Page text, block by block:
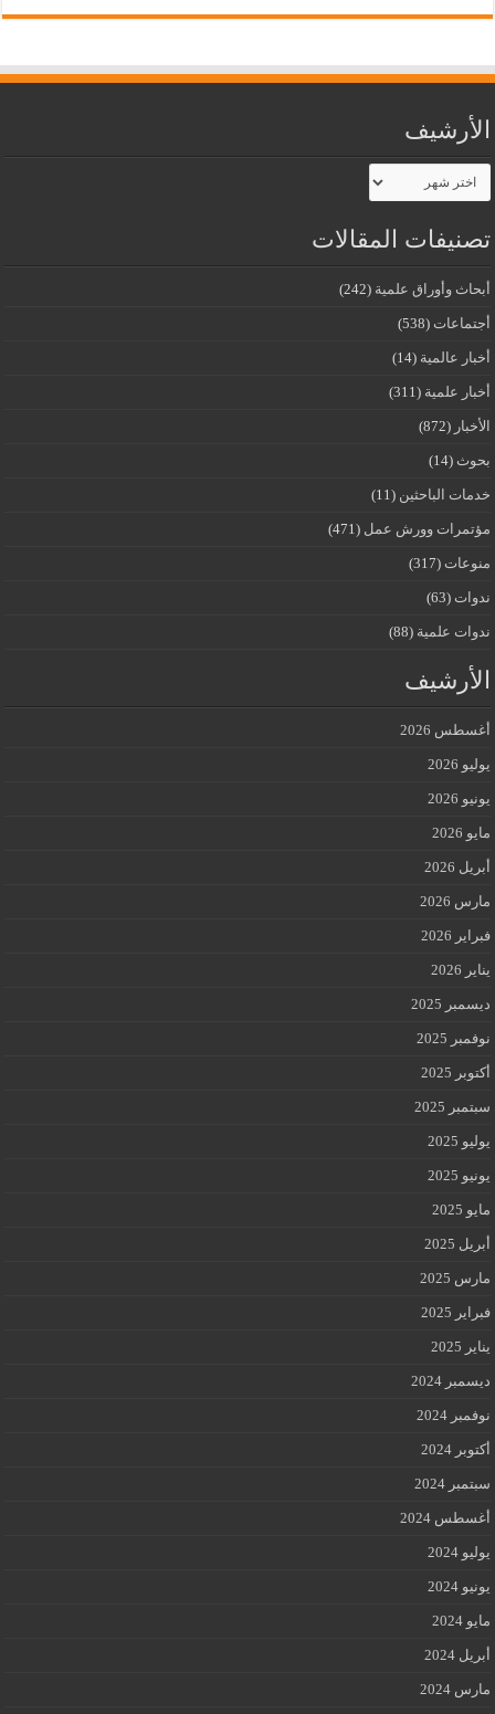
الأرشيف
الأرشيف
تصنيفات المقالات
أبحاث وأوراق علمية (242)
أجتماعات (538)
أخبار عالمية (14)
أخبار علمية (311)
الأخبار (872)
بحوث (14)
خدمات الباحثين (11)
مؤتمرات وورش عمل (471)
منوعات (317)
ندوات (63)
ندوات علمية (88)
الأرشيف
أغسطس 2026
يوليو 2026
يونيو 2026
مايو 2026
أبريل 2026
مارس 2026
فبراير 2026
يناير 2026
ديسمبر 2025
نوفمبر 2025
أكتوبر 2025
سبتمبر 2025
يوليو 2025
يونيو 2025
مايو 2025
أبريل 2025
مارس 2025
فبراير 2025
يناير 2025
ديسمبر 2024
نوفمبر 2024
أكتوبر 2024
سبتمبر 2024
أغسطس 2024
يوليو 2024
يونيو 2024
مايو 2024
أبريل 2024
مارس 2024